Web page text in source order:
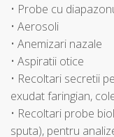
• Probe cu
• Aerosoli
• Anemizari nazale
• Aspiratii otice
• Recoltari secretii
exudat faringian,
• Recoltari probe
sputa), pentru